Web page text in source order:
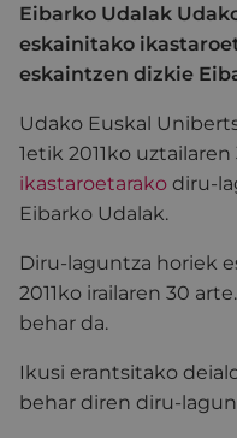
Eibarko Udalak
eskainitako
eskaintzen dizkie
Udako Euskal
1etik 2011ko
ikastaroetarako diru-
Eibarko Udalak.
Diru-laguntza horiek
2011ko irailaren 30
behar da.
Ikusi erantsitako
behar diren diru-